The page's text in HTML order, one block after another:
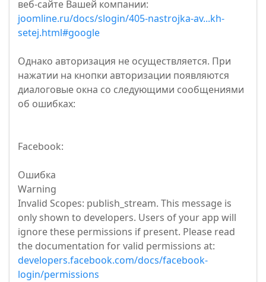
веб-сайте Вашей компании:
joomline.ru/docs/slogin/405-nastrojka-av...kh-
setej.html#google
Однако авторизация не осуществляется. При
нажатии на кнопки авторизации появляются
диалоговые окна со следующими сообщениями
об ошибках:
Facebook:
Ошибка
Warning
Invalid Scopes: publish_stream. This message is
only shown to developers. Users of your app will
ignore these permissions if present. Please read
the documentation for valid permissions at:
developers.facebook.com/docs/facebook-
login/permissions